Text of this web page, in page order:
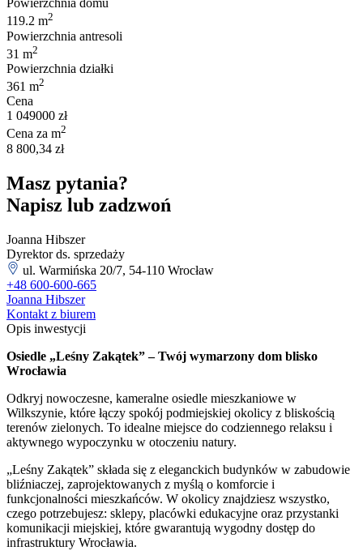
Powierzchnia domu
119.2 m2
Powierzchnia antresoli
31 m2
Powierzchnia działki
361 m2
Cena
1 049000 zł
Cena za m2
8 800,34 zł
Masz pytania?
Napisz lub zadzwoń
Joanna Hibszer
Dyrektor ds. sprzedaży
ul. Warmińska 20/7, 54-110 Wrocław
+48 600-600-665
Joanna Hibszer
Kontakt z biurem
Opis inwestycji
Osiedle „Leśny Zakątek” – Twój wymarzony dom blisko
Wrocławia
Odkryj nowoczesne, kameralne osiedle mieszkaniowe w
Wilkszynie, które łączy spokój podmiejskiej okolicy z bliskością
terenów zielonych. To idealne miejsce do codziennego relaksu i
aktywnego wypoczynku w otoczeniu natury.
„Leśny Zakątek” składa się z eleganckich budynków w zabudowie
bliźniaczej, zaprojektowanych z myślą o komforcie i
funkcjonalności mieszkańców. W okolicy znajdziesz wszystko,
czego potrzebujesz: sklepy, placówki edukacyjne oraz przystanki
komunikacji miejskiej, które gwarantują wygodny dostęp do
infrastruktury Wrocławia.